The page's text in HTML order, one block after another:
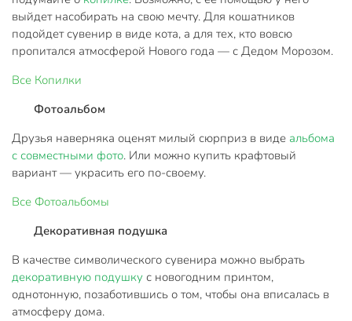
выйдет насобирать на свою мечту. Для кошатников
подойдет сувенир в виде кота, а для тех, кто вовсю
пропитался атмосферой Нового года — с Дедом Морозом.
Все Копилки
Фотоальбом
Друзья наверняка оценят милый сюрприз в виде альбома
с совместными фото. Или можно купить крафтовый
вариант — украсить его по-своему.
Все Фотоальбомы
Декоративная подушка
В качестве символического сувенира можно выбрать
декоративную подушку с новогодним принтом,
однотонную, позаботившись о том, чтобы она вписалась в
атмосферу дома.